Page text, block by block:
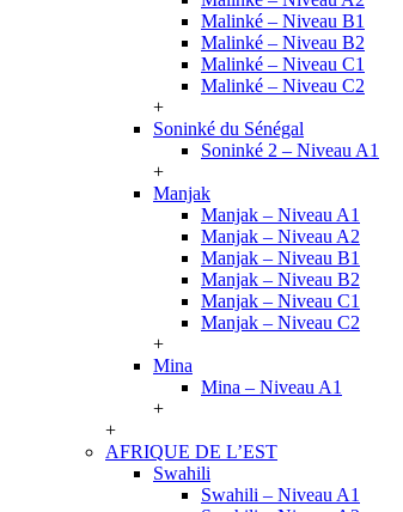
Malinké – Niveau B1
Malinké – Niveau B2
Malinké – Niveau C1
Malinké – Niveau C2
+
Soninké du Sénégal
Soninké 2 – Niveau A1
+
Manjak
Manjak – Niveau A1
Manjak – Niveau A2
Manjak – Niveau B1
Manjak – Niveau B2
Manjak – Niveau C1
Manjak – Niveau C2
+
Mina
Mina – Niveau A1
+
+
AFRIQUE DE L’EST
Swahili
Swahili – Niveau A1